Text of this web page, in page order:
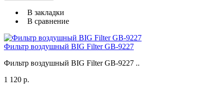
В закладки
В сравнение
Фильтр воздушный BIG Filter GB-9227
Фильтр воздушный BIG Filter GB-9227 ..
1 120 р.